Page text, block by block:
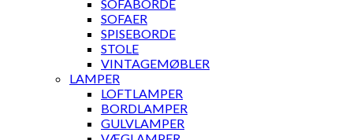
SOFABORDE
SOFAER
SPISEBORDE
STOLE
VINTAGEMØBLER
LAMPER
LOFTLAMPER
BORDLAMPER
GULVLAMPER